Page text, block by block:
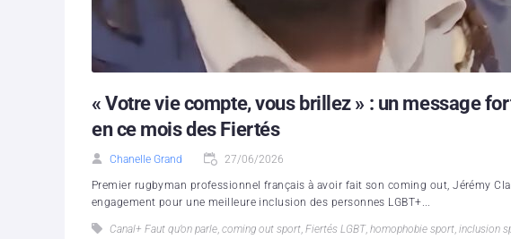
« Votre vie compte, vous brillez » : un message
en ce mois des Fiertés
Chanelle Grand 27/06/2026
Premier rugbyman professionnel français à avoir fait son coming out, Jérémy
engagement pour une meilleure inclusion des personnes LGBT+...
Canal+ Faut qu’on parle, coming out sport, Fiertés LGBT, homophobie sport, inclusion